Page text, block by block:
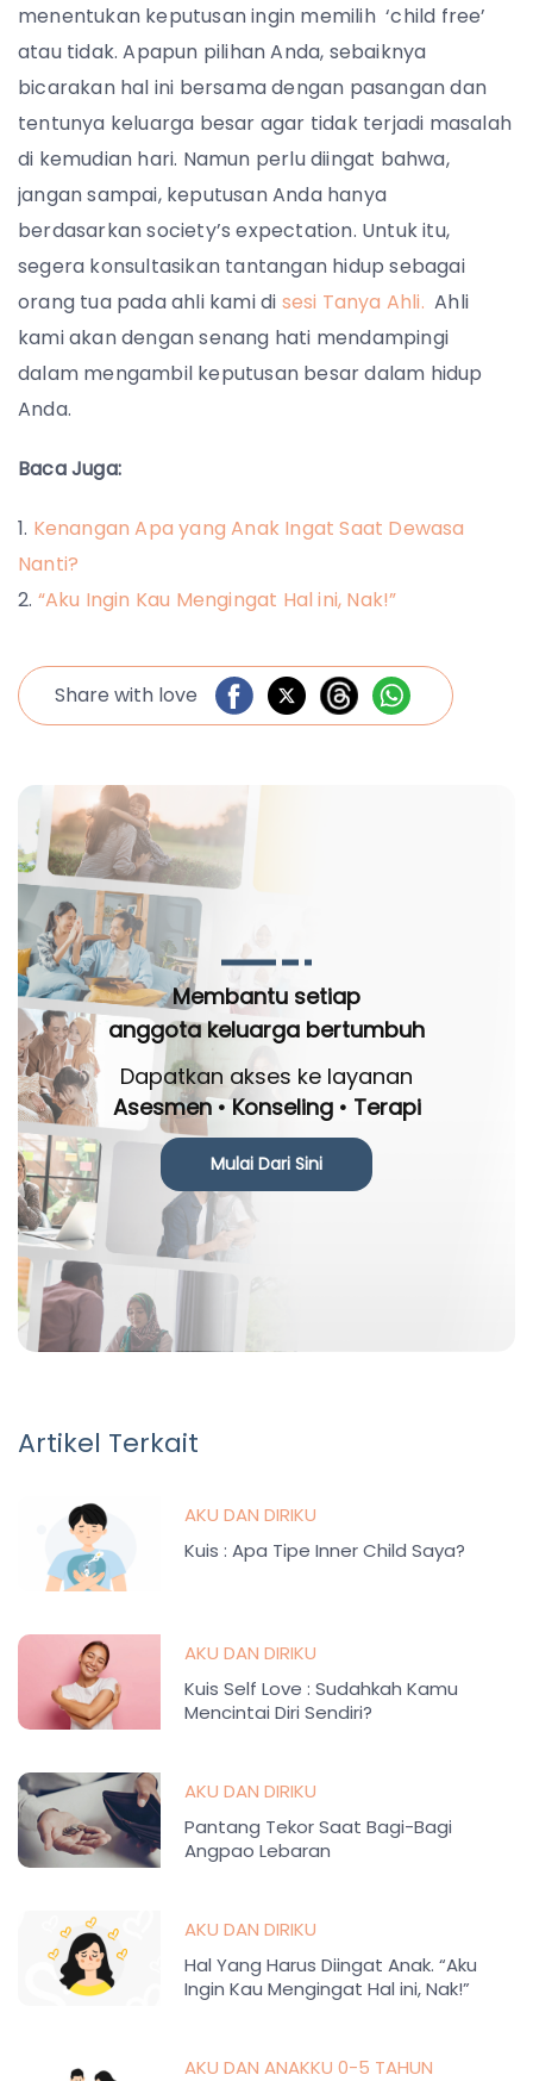
menentukan keputusan ingin memilih ‘child free’
atau tidak. Apapun pilihan Anda, sebaiknya
bicarakan hal ini bersama dengan pasangan dan
tentunya keluarga besar agar tidak terjadi masalah
di kemudian hari. Namun perlu diingat bahwa,
jangan sampai, keputusan Anda hanya
berdasarkan society’s expectation. Untuk itu,
segera konsultasikan tantangan hidup sebagai
orang tua pada ahli kami di sesi Tanya Ahli. Ahli
kami akan dengan senang hati mendampingi
dalam mengambil keputusan besar dalam hidup
Anda.
Baca Juga:
Kenangan Apa yang Anak Ingat Saat Dewasa
Nanti?
“Aku Ingin Kau Mengingat Hal ini, Nak!”
Share with love
Membantu setiap
anggota keluarga bertumbuh
Dapatkan akses ke layanan
Asesmen • Konseling • Terapi
Mulai Dari Sini
Artikel Terkait
AKU DAN DIRIKU
Kuis : Apa Tipe Inner Child Saya?
AKU DAN DIRIKU
Kuis Self Love : Sudahkah Kamu
Mencintai Diri Sendiri?
AKU DAN DIRIKU
Pantang Tekor Saat Bagi-Bagi
Angpao Lebaran
AKU DAN DIRIKU
Hal Yang Harus Diingat Anak. “Aku
Ingin Kau Mengingat Hal ini, Nak!”
AKU DAN ANAKKU 0-5 TAHUN